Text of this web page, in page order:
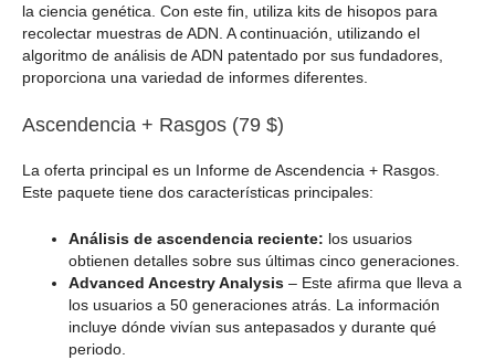
la ciencia genética. Con este fin, utiliza kits de hisopos para
recolectar muestras de ADN. A continuación, utilizando el
algoritmo de análisis de ADN patentado por sus fundadores,
proporciona una variedad de informes diferentes.
Ascendencia + Rasgos (79 $)
La oferta principal es un Informe de Ascendencia + Rasgos.
Este paquete tiene dos características principales:
Análisis de ascendencia reciente: los usuarios
obtienen detalles sobre sus últimas cinco generaciones.
Advanced Ancestry Analysis – Este afirma que lleva a
los usuarios a 50 generaciones atrás. La información
incluye dónde vivían sus antepasados y durante qué
periodo.